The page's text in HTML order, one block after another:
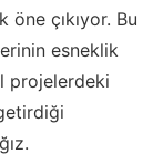
çıkıyor. Bu
esneklik
projelerdeki